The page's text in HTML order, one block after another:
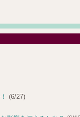
(6/27)